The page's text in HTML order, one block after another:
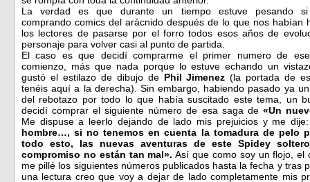
La verdad es que durante un tiempo estuve pesando si
comprando comics del arácnido después de lo que nos habían
los lectores de pasarse por el forro todos esos años de
personaje para volver casi al punto de partida.
El caso es que decidí comprarme el primer numero de
comienzo, más que nada porque lo estuve echando un
gustó el estilazo de dibujo dePhil Jimenez (la portada de
tenéis aquí a la derecha). Sin embargo, habiendo pasado ya
del rebotazo por todo lo que había suscitado este tema, un
decidí comprar el siguiente número de esa saga de «Un
Me dispuse a leerlo dejando de lado mis prejuicios y me
hombre…, si no tenemos en cuenta la tomadura de pelo
todo esto, las nuevas aventuras de este Spidey
compromiso no están tan mal». Así que como soy un flojo, el
me pillé los siguientes números publicados hasta la fecha y tras
una lectura creo que voy a dejar de lado completamente mis